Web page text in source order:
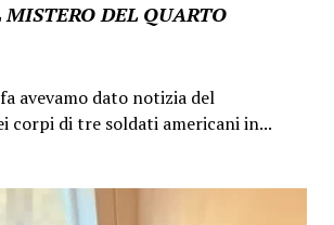
DEL QUARTO
avevamo dato notizia del
corpi di tre soldati americani in...